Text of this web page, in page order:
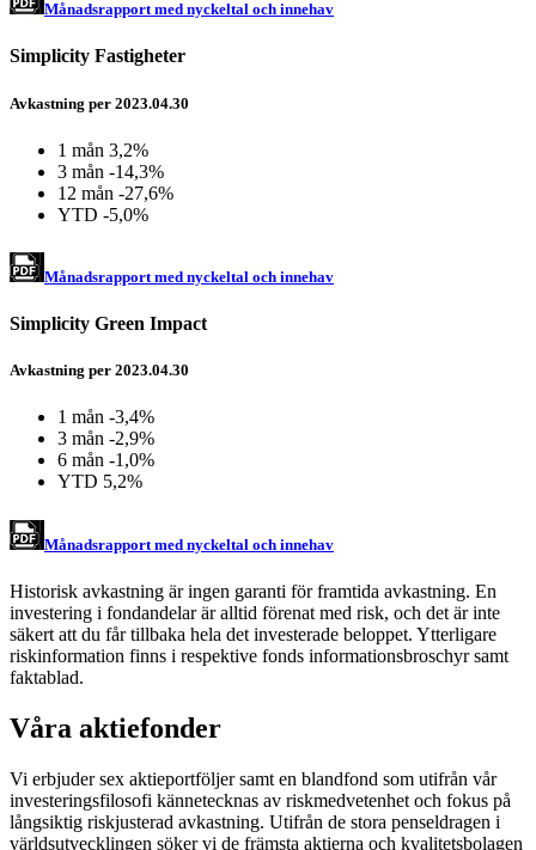
Månadsrapport med nyckeltal och innehav
Simplicity Fastigheter
Avkastning per 2023.04.30
1 mån 3,2%
3 mån -14,3%
12 mån -27,6%
YTD -5,0%
Månadsrapport med nyckeltal och innehav
Simplicity Green Impact
Avkastning per 2023.04.30
1 mån -3,4%
3 mån -2,9%
6 mån -1,0%
YTD 5,2%
Månadsrapport med nyckeltal och innehav
Historisk avkastning är ingen garanti för framtida avkastning. En
investering i fondandelar är alltid förenat med risk, och det är inte
säkert att du får tillbaka hela det investerade beloppet. Ytterligare
riskinformation finns i respektive fonds informationsbroschyr samt
faktablad.
Våra aktiefonder
Vi erbjuder sex aktieportföljer samt en blandfond som utifrån vår
investeringsfilosofi kännetecknas av riskmedvetenhet och fokus på
långsiktig riskjusterad avkastning. Utifrån de stora penseldragen i
världsutvecklingen söker vi de främsta aktierna och kvalitetsbolagen